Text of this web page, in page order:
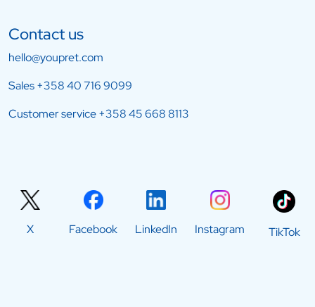
Contact us
hello@youpret.com
Sales+358 40 716 9099
Customer service+358 45 668 8113
X Facebook LinkedIn Instagram TikTok